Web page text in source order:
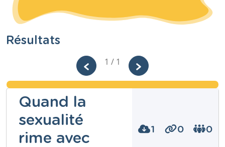
Résultats
1 / 1
Quand la
sexualité
rime avec
1 0 0